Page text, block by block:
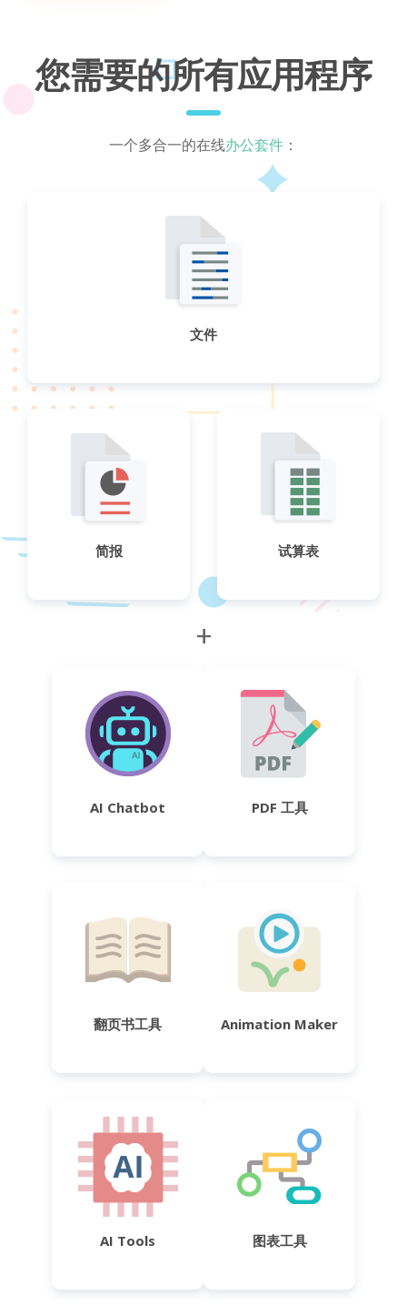
您需要的所有应用程序
一个多合一的在线办公套件 ：
文件
简报 试算表
+
AI Chatbot PDF 工具
翻页书工具 Animation Maker
AI Tools 图表工具